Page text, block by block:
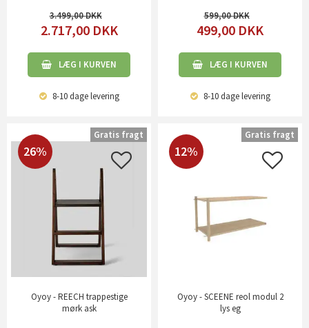
3.499,00
2.717,00 DKK
LÆG I KURVEN
8-10 dagelevering
599,00
499,00 DKK
LÆG I KURVEN
8-10 dagelevering
26%
Oyoy - REECH trappestige
mørk ask
Gratis fragt
12%
Oyoy - SCEENE reol modul 2
lys eg
Gratis fragt